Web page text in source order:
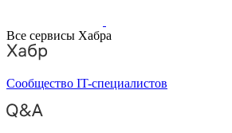
Все сервисы Хабра
Сообщество IT-специалистов